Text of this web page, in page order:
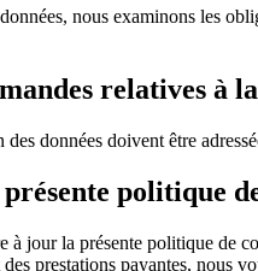
nous examinons les
relatives à
données doivent être
politique
à jour la présente politique de
prestations payantes, nous